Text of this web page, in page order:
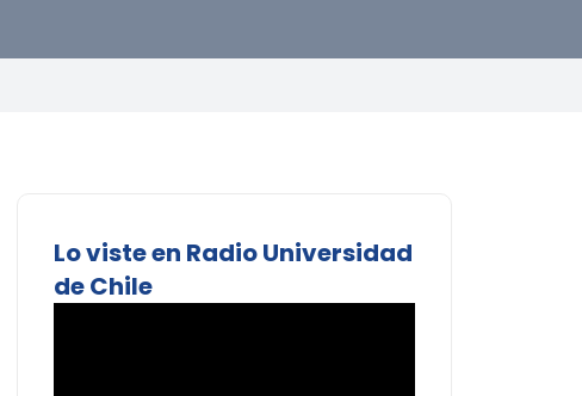
Lo viste en Radio Universidad
de Chile